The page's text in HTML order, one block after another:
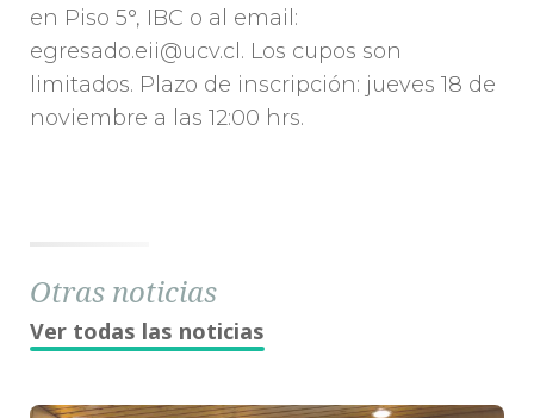
en Piso 5°, IBC o al email:
egresado.eii@ucv.cl. Los cupos son
limitados. Plazo de inscripción: jueves 18 de
noviembre a las 12:00 hrs.
Otras noticias
Ver todas las noticias